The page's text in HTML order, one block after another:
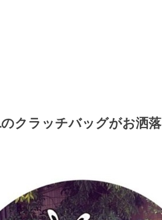
クラッチバッグがお洒落